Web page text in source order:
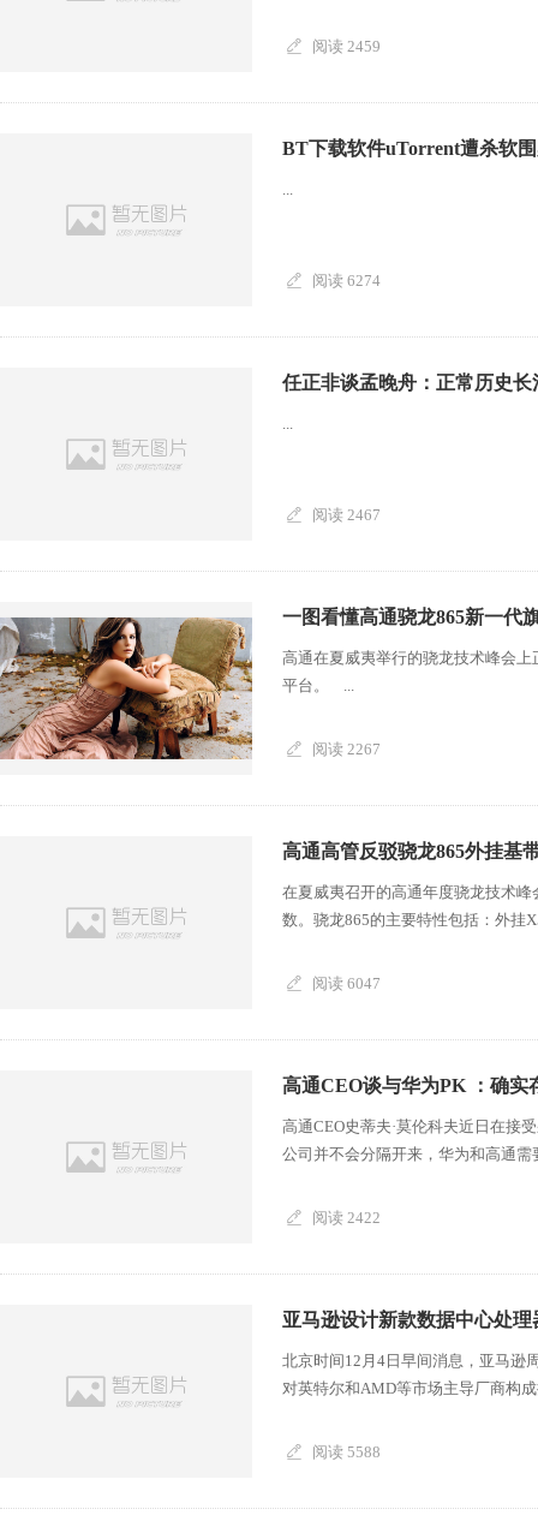
阅读 2459
BT下载软件uTorrent遭杀软
...
阅读 6274
任正非谈孟晚舟：正常历史
...
阅读 2467
一图看懂高通骁龙865新一代
高通在夏威夷举行的骁龙技术峰会
平台。 ...
阅读 2267
高通高管反驳骁龙865外挂基
在夏威夷召开的高通年度骁龙技术
数。骁龙865的主要特性包括：外挂
阅读 6047
高通CEO谈与华为PK ：确实
高通CEO史蒂夫·莫伦科夫近日在接
公司并不会分隔开来，华为和高通需
阅读 2422
亚马逊设计新款数据中心处
北京时间12月4日早间消息，亚马逊
对英特尔和AMD等市场主导厂商构
阅读 5588